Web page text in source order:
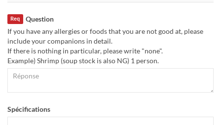
Question
Req
If you have any allergies or foods that you are not good at, please
include your companions in detail.
If there is nothing in particular, please write "none".
Example) Shrimp (soup stock is also NG) 1 person.
Spécifications